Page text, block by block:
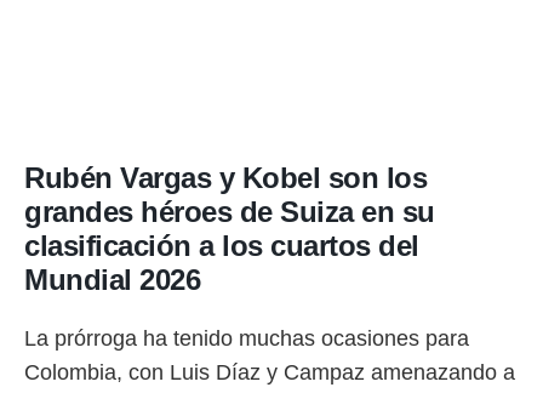
Rubén Vargas y Kobel son los
grandes héroes de Suiza en su
clasificación a los cuartos del
Mundial 2026
La prórroga ha tenido muchas ocasiones para
Colombia, con Luis Díaz y Campaz amenazando a